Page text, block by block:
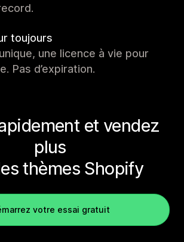
toujours
une licence à vie pour
Pas d’expiration.
et vendez
plus
thèmes Shopify
votre essai gratuit